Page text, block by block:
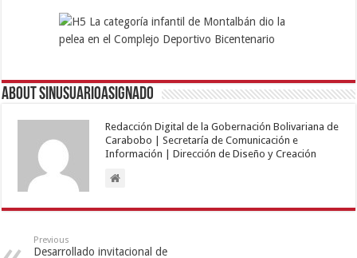
About sinusuarioasignado
Redacción Digital de la Gobernación Bolivariana de
Carabobo | Secretaría de Comunicación e
Información | Dirección de Diseño y Creación
Previous
Desarrollado invitacional de